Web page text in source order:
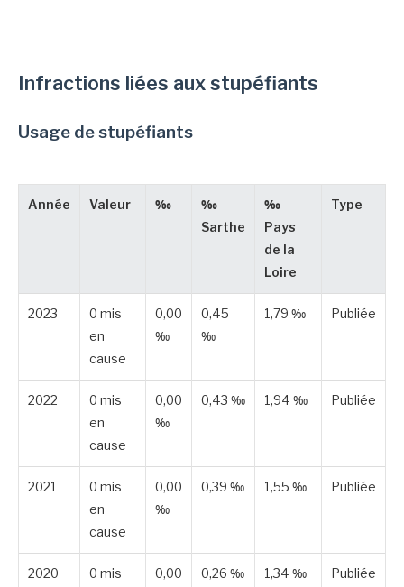
Infractions liées aux stupéfiants
Usage de stupéfiants
Année Valeur ‰
‰
Sarthe
‰
Pays
de la
Loire
Type
2023
0 mis
en
cause
0,00
‰
0,45
‰
1,79 ‰ Publiée
2022
0 mis
en
cause
0,00
‰
0,43 ‰ 1,94 ‰ Publiée
2021
0 mis
en
cause
0,00
‰
0,39 ‰ 1,55 ‰ Publiée
2020
0 mis
0,00
0,26 ‰ 1,34 ‰ Publiée